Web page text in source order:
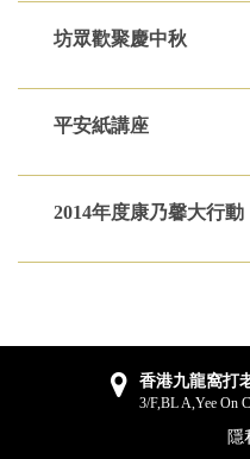
坊眾歡聚慶中秋
平安紙講座
2014年度康乃馨大行動
香港九龍窩打
3/F,BL A,Yee On
隱